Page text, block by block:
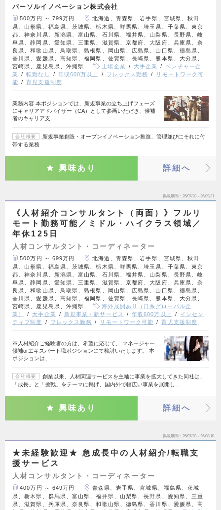
パーソルイノベーション株式会社
500万円 ～ 799万円
北海道、青森県、岩手県、宮城県、秋田
県、山形県、福島県、茨城県、栃木県、群馬県、埼玉県、千葉県、東京
都、神奈川県、新潟県、富山県、石川県、福井県、山梨県、長野県、岐
阜県、静岡県、愛知県、三重県、滋賀県、京都府、大阪府、兵庫県、奈
良県、和歌山県、鳥取県、島根県、岡山県、広島県、山口県、徳島県、
香川県、愛媛県、高知県、福岡県、佐賀県、長崎県、熊本県、大分県、
宮崎県、鹿児島県、沖縄県
上場企業 大手企業
ベンチャー企
業
転勤なし 年収600万以上 フレックス勤務
リモートワーク可
能
育児支援制度
業務内容 本ポジションでは、新規事業の立ち上げフェーズ
にキャリアアドバイザー（CA）として参画いただき、候補
者のキャリア支…
会社概要
新規事業創造・オープンイノベーション推進、管理並びにそれに付
帯する業務
興味あり 詳細へ
掲載期間 26/07/28～26/09/21
《人材紹介コンサルタント（両面）》フルリ
モート勤務可能／ミドル・ハイクラス領域／
年休125日
人材コンサルタント・コーディネーター
500万円 ～ 699万円
北海道、青森県、岩手県、宮城県、秋田
県、山形県、福島県、茨城県、栃木県、群馬県、埼玉県、千葉県、東京
都、神奈川県、新潟県、富山県、石川県、福井県、山梨県、長野県、岐
阜県、静岡県、愛知県、三重県、滋賀県、京都府、大阪府、兵庫県、奈
良県、和歌山県、鳥取県、島根県、岡山県、広島県、山口県、徳島県、
香川県、愛媛県、高知県、福岡県、佐賀県、長崎県、熊本県、大分県、
宮崎県、鹿児島県、沖縄県
海外展開あり（日系グローバル企
業）
大手企業 新規事業・新サービス 年収600万以上
インセン
ティブ制度
フレックス勤務 リモートワーク可能 育児支援制度
※人材紹介ご経験者の方は、希望に応じて、 マネージャー
候補orエキスパート職ポジションにて検討いたします。 本
ポジションは、…
会社概要
創業以来、人材関連サービスを主軸に事業を拡大してきた同社は、
「成長」と「挑戦」をテーマに掲げ、国内外で幅広い事業を展開し…
興味あり 詳細へ
掲載期間 26/07/28～26/08/10
★未経験歓迎★ 急成長中の人材紹介/転職支
援サービス
人材コンサルタント・コーディネーター
400万円 ～ 649万円
青森県、岩手県、宮城県、福島県、茨城
県、栃木県、群馬県、富山県、福井県、山梨県、長野県、愛知県、三重
県、滋賀県、兵庫県、奈良県、和歌山県、徳島県、香川県、愛媛県、高